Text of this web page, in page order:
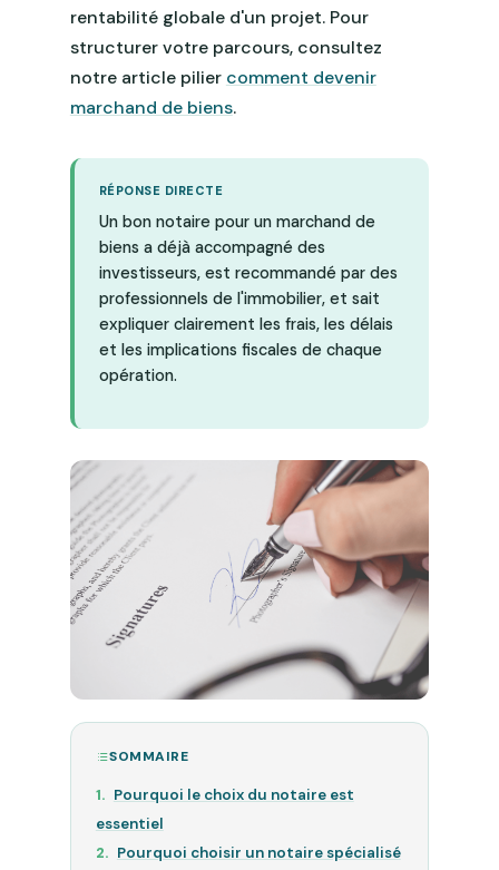
rentabilité globale d'un projet. Pour
structurer votre parcours, consultez
notre article pilier comment devenir
marchand de biens.
RÉPONSE DIRECTE
Un bon notaire pour un marchand de
biens a déjà accompagné des
investisseurs, est recommandé par des
professionnels de l'immobilier, et sait
expliquer clairement les frais, les délais
et les implications fiscales de chaque
opération.
SOMMAIRE
Pourquoi le choix du notaire est
essentiel
Pourquoi choisir un notaire spécialisé